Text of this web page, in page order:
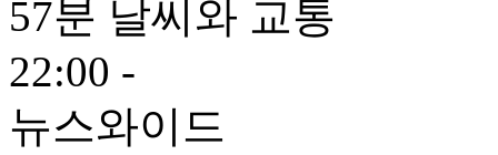
57분 날씨와 교통
22:00 -
뉴스와이드